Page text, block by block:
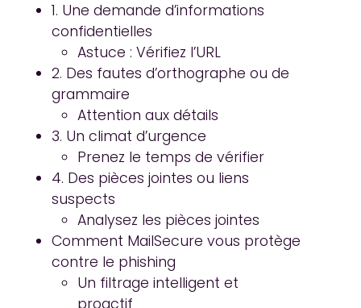
1. Une demande d’informations
confidentielles
Astuce : Vérifiez l’URL
2. Des fautes d’orthographe ou de
grammaire
Attention aux détails
3. Un climat d’urgence
Prenez le temps de vérifier
4. Des pièces jointes ou liens
suspects
Analysez les pièces jointes
Comment MailSecure vous protège
contre le phishing
Un filtrage intelligent et